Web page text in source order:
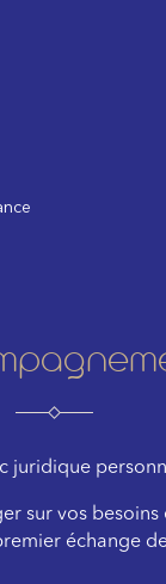
juridique
sur vos
échange